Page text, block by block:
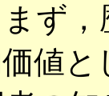
ず
値